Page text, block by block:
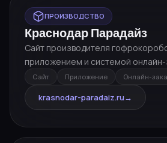
ПРОИЗВОДСТВО
Краснодар Парадайз
Сайт производителя
приложением и системой онлайн-
Сайт Приложение Онлайн-
krasnodar-paradaiz.ru→